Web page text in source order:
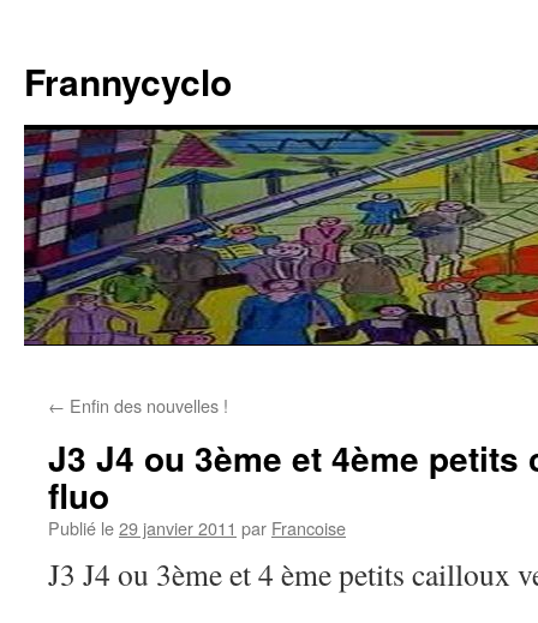
contenu
Frannycyclo
← Enfin des nouvelles !
J3 J4 ou 3ème et 4ème
fluo
Publié le29 janvier 2011 par Francoise
J3 J4 ou 3ème et 4 ème petits cailloux